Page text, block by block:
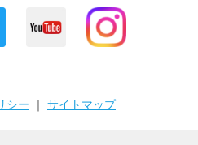
シー ｜ サイトマップ